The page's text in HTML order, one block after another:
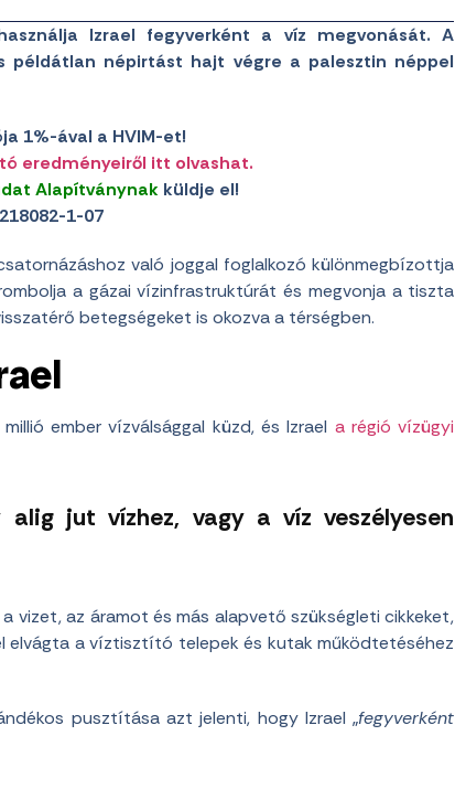
Izrael fegyverként a víz megvonását. A
példátlan népirtást hajt végre a palesztin néppel
1%-ával a HVIM-et!
eredményeiről itt olvashat.
Alapítványnak küldje el!
1-07
való joggal foglalkozó különmegbízottja
a gázai vízinfrastruktúrát és megvonja a tiszta
betegségeket is okozva a térségben.
ember vízválsággal küzd, és Izrael a régió vízügyi
jut vízhez, vagy a víz veszélyesen
vizet, az áramot és más alapvető szükségleti cikkeket,
elvágta a víztisztító telepek és kutak működtetéséhez
pusztítása azt jelenti, hogy Izrael „fegyverként